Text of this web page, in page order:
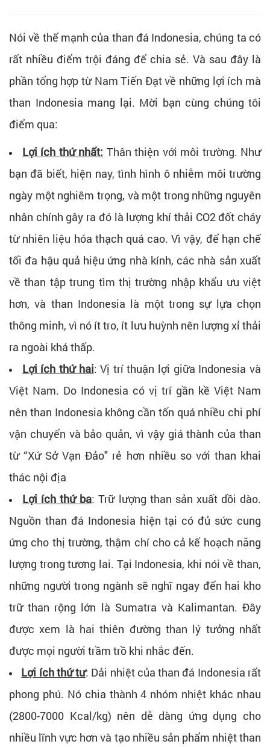
Nói về thế mạnh của than đá Indonesia, chúng ta có
rất nhiều điểm trội đáng để chia sẻ. Và sau đây là
phần tổng hợp từ Nam Tiến Đạt về những lợi ích mà
than Indonesia mang lại. Mời bạn cùng chúng tôi
điểm qua:
Lợi ích thứ nhất: Thân thiện với môi trường. Như
bạn đã biết, hiện nay, tình hình ô nhiễm môi trường
ngày một nghiêm trọng, và một trong những nguyên
nhân chính gây ra đó là lượng khí thải CO2 đốt cháy
từ nhiên liệu hóa thạch quá cao. Vì vậy, để hạn chế
tối đa hậu quả hiệu ứng nhà kính, các nhà sản xuất
về than tập trung tìm thị trường nhập khẩu ưu việt
hơn, và than Indonesia là một trong sự lựa chọn
thông minh, vì nó ít tro, ít lưu huỳnh nên lượng xỉ thải
ra ngoài khá thấp.
Lợi ích thứ hai: Vị trí thuận lợi giữa Indonesia và
Việt Nam. Do Indonesia có vị trí gần kề Việt Nam
nên than Indonesia không cần tốn quá nhiều chi phí
vận chuyển và bảo quản, vì vậy giá thành của than
từ “Xứ Sở Vạn Đảo" rẻ hơn nhiều so với than khai
thác nội địa
Lợi ích thứ ba: Trữ lượng than sản xuất dồi dào.
Nguồn than đá Indonesia hiện tại có đủ sức cung
ứng cho thị trường, thậm chí cho cả kế hoạch năng
lượng trong tương lai. Tại Indonesia, khi nói về than,
những người trong ngành sẽ nghĩ ngay đến hai kho
trữ than rộng lớn là Sumatra và Kalimantan. Đây
được xem là hai thiên đường than lý tưởng nhất
được mọi người trầm trồ khi nhắc đến.
Lợi ích thứ tư: Dải nhiệt của than đá Indonesia rất
phong phú. Nó chia thành 4 nhóm nhiệt khác nhau
(2800-7000 Kcal/kg) nên dễ dàng ứng dụng cho
nhiều lĩnh vực hơn và tạo nhiều sản phẩm nhiệt than